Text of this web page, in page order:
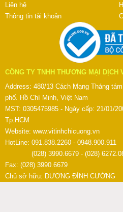
Liên hệ
Thông tin tài khoản
CÔNG TY TNHH THƯƠNG MẠI DỊCH
Address: 480/13 Cách Mạng Tháng
phố. Hồ Chí Minh, Việt Nam
MST: 0305475985 - Ngày cấp: 21/01/
Tp.HCM
Website: www.vitinhchicuong.vn
HotLine: 091.838.2260 - 0948.900.911
(028) 3990.6679 - (028)
Fax: (028) 3990.6679
Chủ sở hữu: DƯƠNG ĐÌNH CƯỜNG